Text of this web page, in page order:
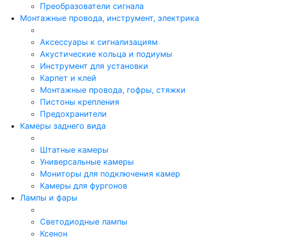
Преобразователи сигнала
Монтажные провода, инструмент, электрика
Аксессуары к сигнализациям
Акустические кольца и подиумы
Инструмент для установки
Карпет и клей
Монтажные провода, гофры, стяжки
Пистоны крепления
Предохранители
Камеры заднего вида
Штатные камеры
Универсальные камеры
Мониторы для подключения камер
Камеры для фургонов
Лампы и фары
Светодиодные лампы
Ксенон